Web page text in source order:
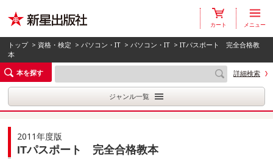
カート メニュー
トップ > 資格・検定 >パソコン・IT >パソコン・IT > ITパスポート 完全合格教
本
本を探す
詳細検索
ジャンル一覧
2011年度版
ITパスポート 完全合格教本